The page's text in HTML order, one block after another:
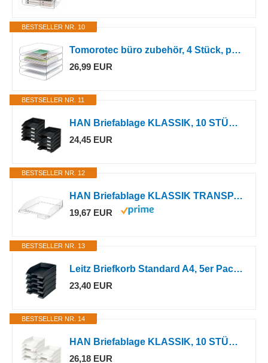
BESTSELLER NR. 10
Tomorotec büro zubehör, 4 Stück, papierablage, briefablage a4, transparent, PET, stapelbar, dokumenten-0rganizer,ablage Schreibtisch，Schreibtisch
26,99 EUR
BESTSELLER NR. 11
HAN Briefablage KLASSIK, 10 STÜCK Schreibtisch Organizer, Bürobedarf, Ablagefächer, Büromaterial, Briefkorb, Dokumentenablage, bis Format A4/C4, 1027-X-13, schwarz
24,45 EUR
BESTSELLER NR. 12
HAN Briefablage KLASSIK TRANSPARENT, 6 STÜCK, moderne, transparente und stapelbare Ablage im frischen Design bis Format A4/C4, 1026-X-23, transparent-glasklar
19,67 EUR
BESTSELLER NR. 13
Leitz Briefkorb Standard A4, 5er Pack, Briefablage in Premium-Qualität
23,40 EUR
BESTSELLER NR. 14
HAN Briefablage KLASSIK, 10 STÜCK Schreibtisch Organizer, Bürobedarf, Ablagefächer, Büromaterial, Briefkorb, Dokumentenablage, bis Format A4/C4, 1027-X-12, weiß
26,18 EUR